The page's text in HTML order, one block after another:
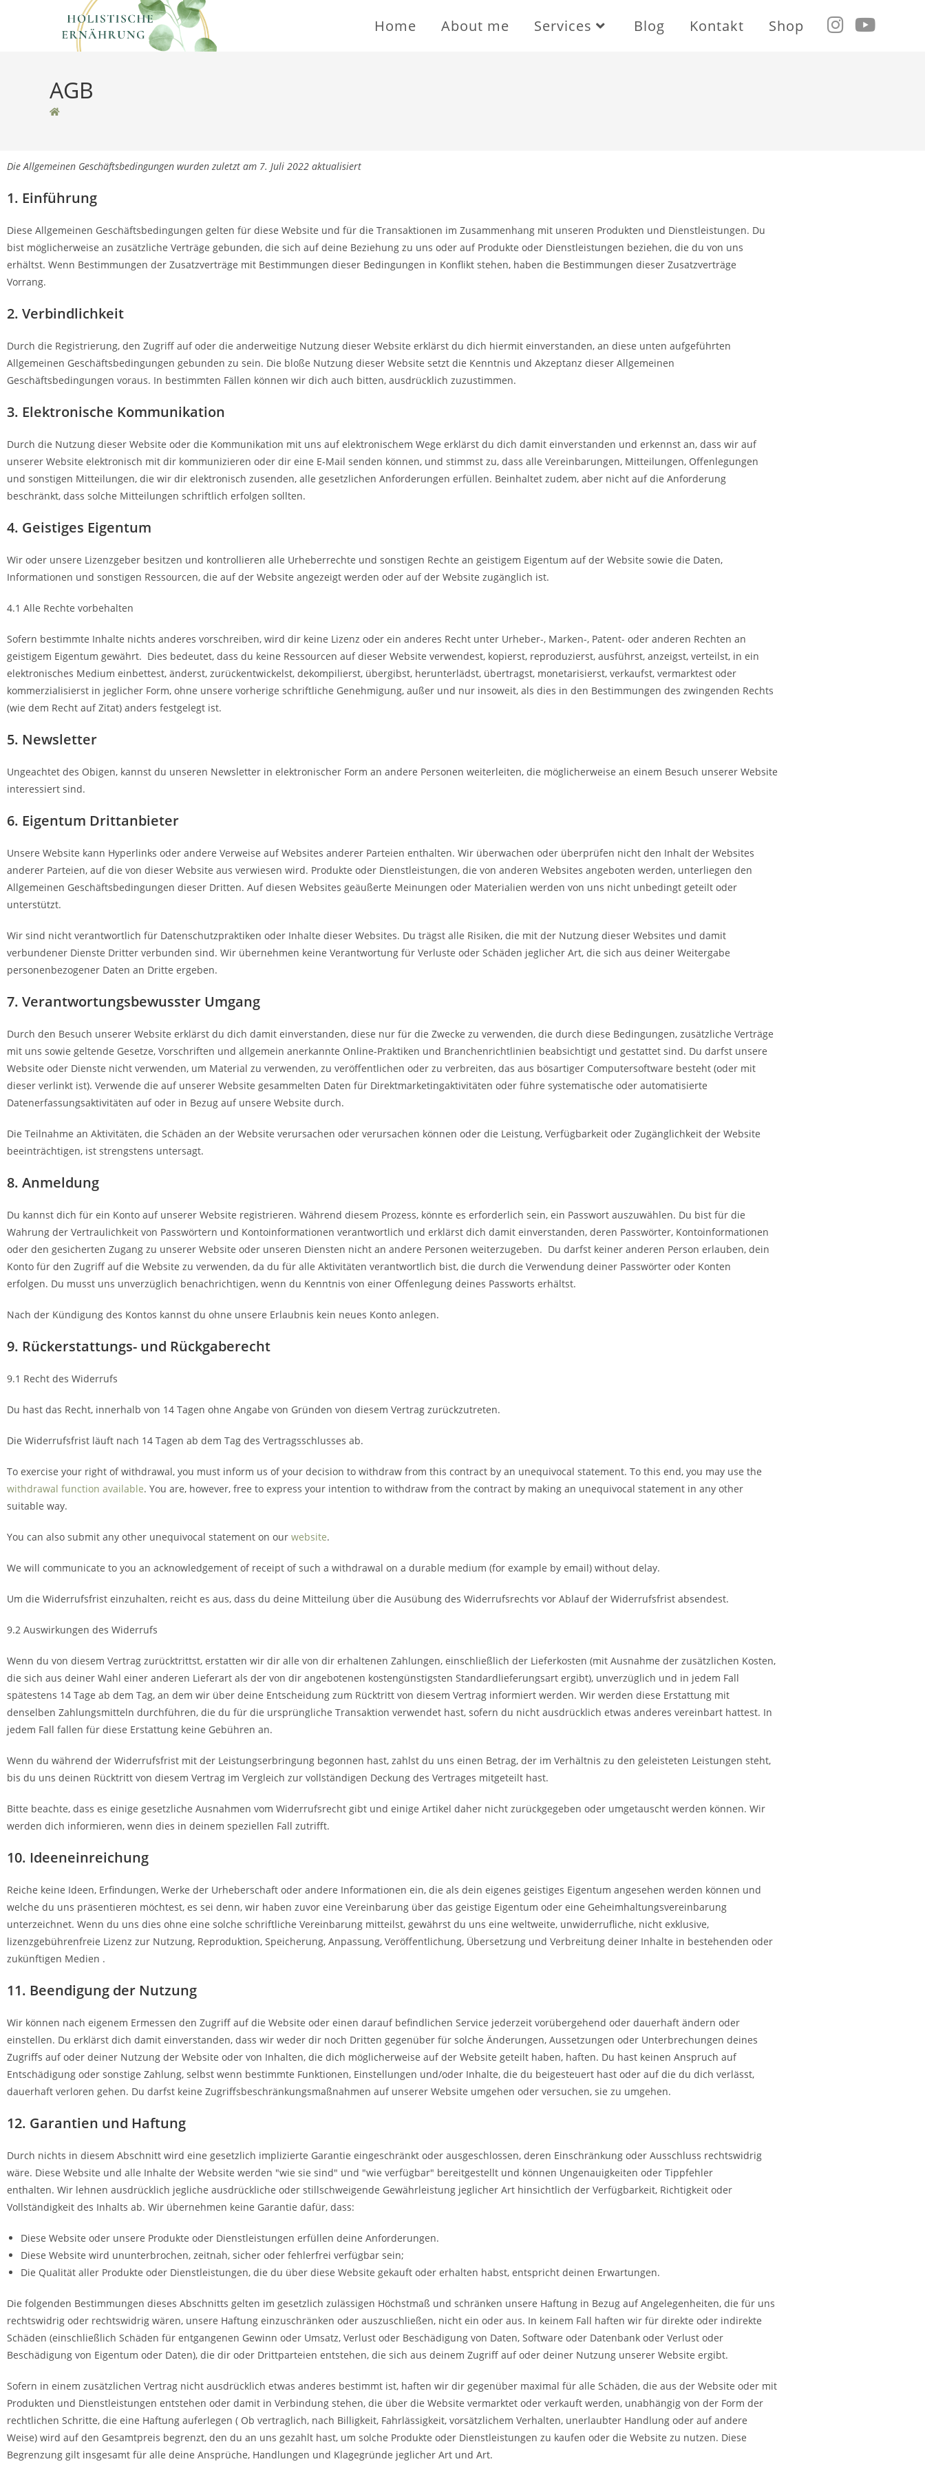
Home About me Services Blog Kontakt Shop
AGB
Die Allgemeinen Geschäftsbedingungen wurden zuletzt am 7. Juli 2022 aktualisiert
1. Einführung
Diese Allgemeinen Geschäftsbedingungen gelten für diese Website und für die Transaktionen im Zusammenhang mit unseren Produkten und Dienstleistungen. Du
bist möglicherweise an zusätzliche Verträge gebunden, die sich auf deine Beziehung zu uns oder auf Produkte oder Dienstleistungen beziehen, die du von uns
erhältst. Wenn Bestimmungen der Zusatzverträge mit Bestimmungen dieser Bedingungen in Konflikt stehen, haben die Bestimmungen dieser Zusatzverträge
Vorrang.
2. Verbindlichkeit
Durch die Registrierung, den Zugriff auf oder die anderweitige Nutzung dieser Website erklärst du dich hiermit einverstanden, an diese unten aufgeführten
Allgemeinen Geschäftsbedingungen gebunden zu sein. Die bloße Nutzung dieser Website setzt die Kenntnis und Akzeptanz dieser Allgemeinen
Geschäftsbedingungen voraus. In bestimmten Fällen können wir dich auch bitten, ausdrücklich zuzustimmen.
3. Elektronische Kommunikation
Durch die Nutzung dieser Website oder die Kommunikation mit uns auf elektronischem Wege erklärst du dich damit einverstanden und erkennst an, dass wir auf
unserer Website elektronisch mit dir kommunizieren oder dir eine E-Mail senden können, und stimmst zu, dass alle Vereinbarungen, Mitteilungen, Offenlegungen
und sonstigen Mitteilungen, die wir dir elektronisch zusenden, alle gesetzlichen Anforderungen erfüllen. Beinhaltet zudem, aber nicht auf die Anforderung
beschränkt, dass solche Mitteilungen schriftlich erfolgen sollten.
4. Geistiges Eigentum
Wir oder unsere Lizenzgeber besitzen und kontrollieren alle Urheberrechte und sonstigen Rechte an geistigem Eigentum auf der Website sowie die Daten,
Informationen und sonstigen Ressourcen, die auf der Website angezeigt werden oder auf der Website zugänglich ist.
4.1 Alle Rechte vorbehalten
Sofern bestimmte Inhalte nichts anderes vorschreiben, wird dir keine Lizenz oder ein anderes Recht unter Urheber-, Marken-, Patent- oder anderen Rechten an
geistigem Eigentum gewährt. Dies bedeutet, dass du keine Ressourcen auf dieser Website verwendest, kopierst, reproduzierst, ausführst, anzeigst, verteilst, in ein
elektronisches Medium einbettest, änderst, zurückentwickelst, dekompilierst, übergibst, herunterlädst, übertragst, monetarisierst, verkaufst, vermarktest oder
kommerzialisierst in jeglicher Form, ohne unsere vorherige schriftliche Genehmigung, außer und nur insoweit, als dies in den Bestimmungen des zwingenden Rechts
(wie dem Recht auf Zitat) anders festgelegt ist.
5. Newsletter
Ungeachtet des Obigen, kannst du unseren Newsletter in elektronischer Form an andere Personen weiterleiten, die möglicherweise an einem Besuch unserer Website
interessiert sind.
6. Eigentum Drittanbieter
Unsere Website kann Hyperlinks oder andere Verweise auf Websites anderer Parteien enthalten. Wir überwachen oder überprüfen nicht den Inhalt der Websites
anderer Parteien, auf die von dieser Website aus verwiesen wird. Produkte oder Dienstleistungen, die von anderen Websites angeboten werden, unterliegen den
Allgemeinen Geschäftsbedingungen dieser Dritten. Auf diesen Websites geäußerte Meinungen oder Materialien werden von uns nicht unbedingt geteilt oder
unterstützt.
Wir sind nicht verantwortlich für Datenschutzpraktiken oder Inhalte dieser Websites. Du trägst alle Risiken, die mit der Nutzung dieser Websites und damit
verbundener Dienste Dritter verbunden sind. Wir übernehmen keine Verantwortung für Verluste oder Schäden jeglicher Art, die sich aus deiner Weitergabe
personenbezogener Daten an Dritte ergeben.
7. Verantwortungsbewusster Umgang
Durch den Besuch unserer Website erklärst du dich damit einverstanden, diese nur für die Zwecke zu verwenden, die durch diese Bedingungen, zusätzliche Verträge
mit uns sowie geltende Gesetze, Vorschriften und allgemein anerkannte Online-Praktiken und Branchenrichtlinien beabsichtigt und gestattet sind. Du darfst unsere
Website oder Dienste nicht verwenden, um Material zu verwenden, zu veröffentlichen oder zu verbreiten, das aus bösartiger Computersoftware besteht (oder mit
dieser verlinkt ist). Verwende die auf unserer Website gesammelten Daten für Direktmarketingaktivitäten oder führe systematische oder automatisierte
Datenerfassungsaktivitäten auf oder in Bezug auf unsere Website durch.
Die Teilnahme an Aktivitäten, die Schäden an der Website verursachen oder verursachen können oder die Leistung, Verfügbarkeit oder Zugänglichkeit der Website
beeinträchtigen, ist strengstens untersagt.
8. Anmeldung
Du kannst dich für ein Konto auf unserer Website registrieren. Während diesem Prozess, könnte es erforderlich sein, ein Passwort auszuwählen. Du bist für die
Wahrung der Vertraulichkeit von Passwörtern und Kontoinformationen verantwortlich und erklärst dich damit einverstanden, deren Passwörter, Kontoinformationen
oder den gesicherten Zugang zu unserer Website oder unseren Diensten nicht an andere Personen weiterzugeben. Du darfst keiner anderen Person erlauben, dein
Konto für den Zugriff auf die Website zu verwenden, da du für alle Aktivitäten verantwortlich bist, die durch die Verwendung deiner Passwörter oder Konten
erfolgen. Du musst uns unverzüglich benachrichtigen, wenn du Kenntnis von einer Offenlegung deines Passworts erhältst.
Nach der Kündigung des Kontos kannst du ohne unsere Erlaubnis kein neues Konto anlegen.
9. Rückerstattungs- und Rückgaberecht
9.1 Recht des Widerrufs
Du hast das Recht, innerhalb von 14 Tagen ohne Angabe von Gründen von diesem Vertrag zurückzutreten.
Die Widerrufsfrist läuft nach 14 Tagen ab dem Tag des Vertragsschlusses ab.
To exercise your right of withdrawal, you must inform us of your decision to withdraw from this contract by an unequivocal statement. To this end, you may use the
withdrawal function available. You are, however, free to express your intention to withdraw from the contract by making an unequivocal statement in any other
suitable way.
You can also submit any other unequivocal statement on our website.
We will communicate to you an acknowledgement of receipt of such a withdrawal on a durable medium (for example by email) without delay.
Um die Widerrufsfrist einzuhalten, reicht es aus, dass du deine Mitteilung über die Ausübung des Widerrufsrechts vor Ablauf der Widerrufsfrist absendest.
9.2 Auswirkungen des Widerrufs
Wenn du von diesem Vertrag zurücktrittst, erstatten wir dir alle von dir erhaltenen Zahlungen, einschließlich der Lieferkosten (mit Ausnahme der zusätzlichen Kosten,
die sich aus deiner Wahl einer anderen Lieferart als der von dir angebotenen kostengünstigsten Standardlieferungsart ergibt), unverzüglich und in jedem Fall
spätestens 14 Tage ab dem Tag, an dem wir über deine Entscheidung zum Rücktritt von diesem Vertrag informiert werden. Wir werden diese Erstattung mit
denselben Zahlungsmitteln durchführen, die du für die ursprüngliche Transaktion verwendet hast, sofern du nicht ausdrücklich etwas anderes vereinbart hattest. In
jedem Fall fallen für diese Erstattung keine Gebühren an.
Wenn du während der Widerrufsfrist mit der Leistungserbringung begonnen hast, zahlst du uns einen Betrag, der im Verhältnis zu den geleisteten Leistungen steht,
bis du uns deinen Rücktritt von diesem Vertrag im Vergleich zur vollständigen Deckung des Vertrages mitgeteilt hast.
Bitte beachte, dass es einige gesetzliche Ausnahmen vom Widerrufsrecht gibt und einige Artikel daher nicht zurückgegeben oder umgetauscht werden können. Wir
werden dich informieren, wenn dies in deinem speziellen Fall zutrifft.
10. Ideeneinreichung
Reiche keine Ideen, Erfindungen, Werke der Urheberschaft oder andere Informationen ein, die als dein eigenes geistiges Eigentum angesehen werden können und
welche du uns präsentieren möchtest, es sei denn, wir haben zuvor eine Vereinbarung über das geistige Eigentum oder eine Geheimhaltungsvereinbarung
unterzeichnet. Wenn du uns dies ohne eine solche schriftliche Vereinbarung mitteilst, gewährst du uns eine weltweite, unwiderrufliche, nicht exklusive,
lizenzgebührenfreie Lizenz zur Nutzung, Reproduktion, Speicherung, Anpassung, Veröffentlichung, Übersetzung und Verbreitung deiner Inhalte in bestehenden oder
zukünftigen Medien .
11. Beendigung der Nutzung
Wir können nach eigenem Ermessen den Zugriff auf die Website oder einen darauf befindlichen Service jederzeit vorübergehend oder dauerhaft ändern oder
einstellen. Du erklärst dich damit einverstanden, dass wir weder dir noch Dritten gegenüber für solche Änderungen, Aussetzungen oder Unterbrechungen deines
Zugriffs auf oder deiner Nutzung der Website oder von Inhalten, die dich möglicherweise auf der Website geteilt haben, haften. Du hast keinen Anspruch auf
Entschädigung oder sonstige Zahlung, selbst wenn bestimmte Funktionen, Einstellungen und/oder Inhalte, die du beigesteuert hast oder auf die du dich verlässt,
dauerhaft verloren gehen. Du darfst keine Zugriffsbeschränkungsmaßnahmen auf unserer Website umgehen oder versuchen, sie zu umgehen.
12. Garantien und Haftung
Durch nichts in diesem Abschnitt wird eine gesetzlich implizierte Garantie eingeschränkt oder ausgeschlossen, deren Einschränkung oder Ausschluss rechtswidrig
wäre. Diese Website und alle Inhalte der Website werden "wie sie sind" und "wie verfügbar" bereitgestellt und können Ungenauigkeiten oder Tippfehler
enthalten. Wir lehnen ausdrücklich jegliche ausdrückliche oder stillschweigende Gewährleistung jeglicher Art hinsichtlich der Verfügbarkeit, Richtigkeit oder
Vollständigkeit des Inhalts ab. Wir übernehmen keine Garantie dafür, dass:
Diese Website oder unsere Produkte oder Dienstleistungen erfüllen deine Anforderungen.
Diese Website wird ununterbrochen, zeitnah, sicher oder fehlerfrei verfügbar sein;
Die Qualität aller Produkte oder Dienstleistungen, die du über diese Website gekauft oder erhalten habst, entspricht deinen Erwartungen.
Die folgenden Bestimmungen dieses Abschnitts gelten im gesetzlich zulässigen Höchstmaß und schränken unsere Haftung in Bezug auf Angelegenheiten, die für uns
rechtswidrig oder rechtswidrig wären, unsere Haftung einzuschränken oder auszuschließen, nicht ein oder aus. In keinem Fall haften wir für direkte oder indirekte
Schäden (einschließlich Schäden für entgangenen Gewinn oder Umsatz, Verlust oder Beschädigung von Daten, Software oder Datenbank oder Verlust oder
Beschädigung von Eigentum oder Daten), die dir oder Drittparteien entstehen, die sich aus deinem Zugriff auf oder deiner Nutzung unserer Website ergibt.
Sofern in einem zusätzlichen Vertrag nicht ausdrücklich etwas anderes bestimmt ist, haften wir dir gegenüber maximal für alle Schäden, die aus der Website oder mit
Produkten und Dienstleistungen entstehen oder damit in Verbindung stehen, die über die Website vermarktet oder verkauft werden, unabhängig von der Form der
rechtlichen Schritte, die eine Haftung auferlegen ( Ob vertraglich, nach Billigkeit, Fahrlässigkeit, vorsätzlichem Verhalten, unerlaubter Handlung oder auf andere
Weise) wird auf den Gesamtpreis begrenzt, den du an uns gezahlt hast, um solche Produkte oder Dienstleistungen zu kaufen oder die Website zu nutzen. Diese
Begrenzung gilt insgesamt für alle deine Ansprüche, Handlungen und Klagegründe jeglicher Art und Art.